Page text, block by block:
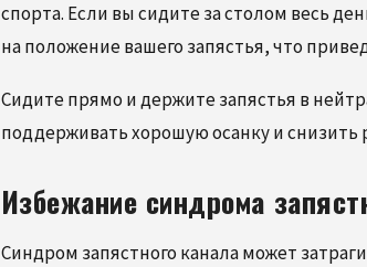
спорта. Если вы сидите за столом весь
на положение вашего запястья, что
Сидите прямо и держите запястья в
поддерживать хорошую осанку и снизить
Избежание синдрома
Синдром запястного канала может